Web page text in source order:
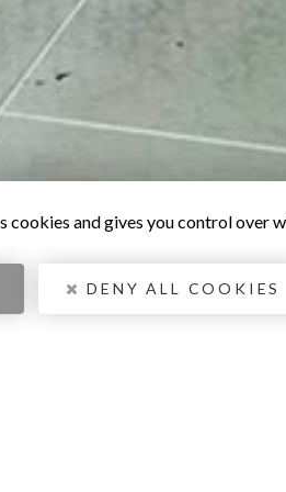
cookies and gives you control over
DENY ALL COOKIES